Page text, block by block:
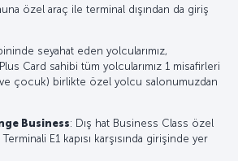
özel araç ile terminal dışından da giriş
seyahat eden yolcularımız,
Card sahibi tüm yolcularımız 1 misafirleri
çocuk) birlikte özel yolcu salonumuzdan
Business: Dış hat Business Class özel
E1 kapısı karşısında girişinde yer